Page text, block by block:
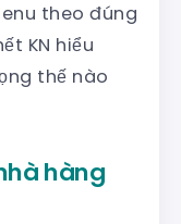
theo đúng
KN hiểu
thế nào
hàng